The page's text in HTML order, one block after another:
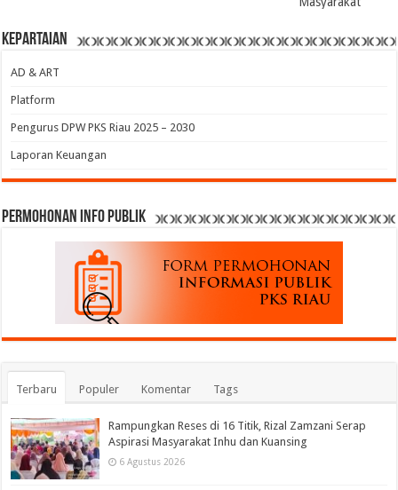
Kepartaian
AD & ART
Platform
Pengurus DPW PKS Riau 2025 – 2030
Laporan Keuangan
permohonan Info Publik
Terbaru Populer Komentar Tags
Rampungkan Reses di 16 Titik, Rizal Zamzani Serap
Aspirasi Masyarakat Inhu dan Kuansing
6 Agustus 2026